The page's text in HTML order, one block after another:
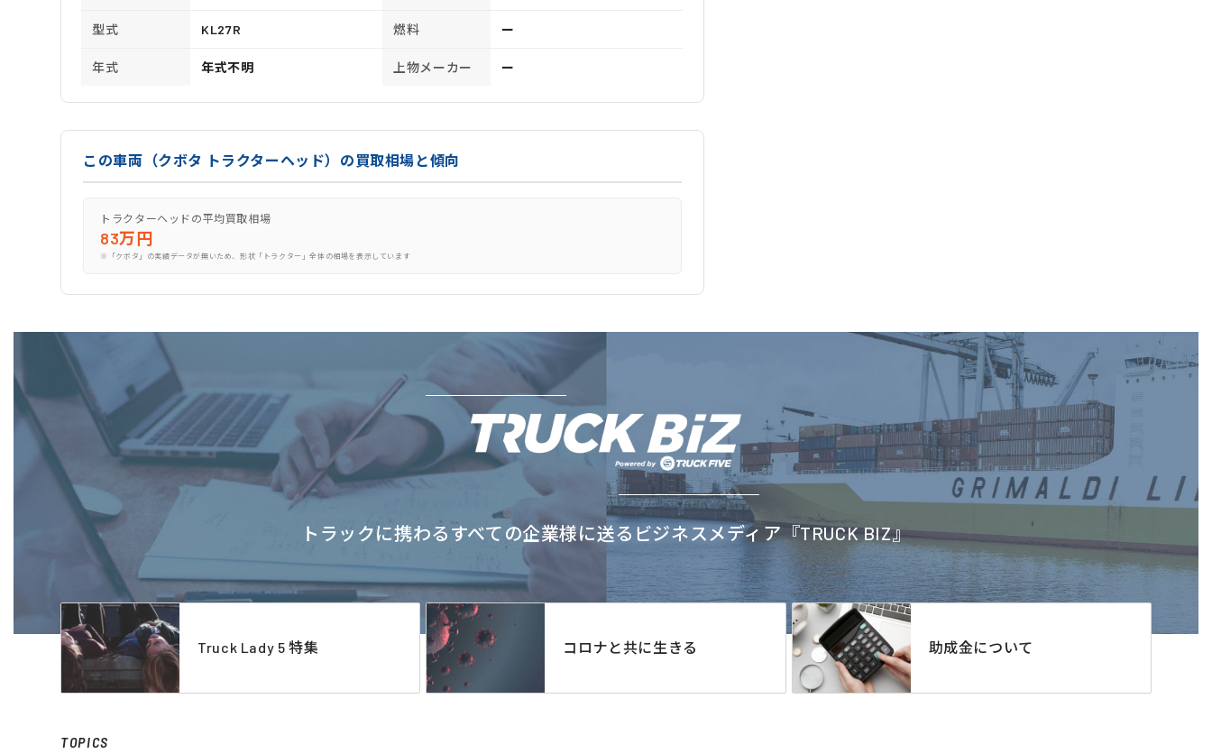
型式 KL27R 燃料 ー
年式 年式不明 上物メーカー ー
この車両（クボタ トラクターヘッド）の買取相場と傾向
トラクターヘッドの平均買取相場
83万円
※「クボタ」の実績データが無いため、形状「トラクター」全体の相場を表示しています
トラックに携わるすべての企業様に送るビジネスメディア『TRUCK BIZ』
Truck Lady 5 特集 コロナと共に生きる 助成金について
TOPICS